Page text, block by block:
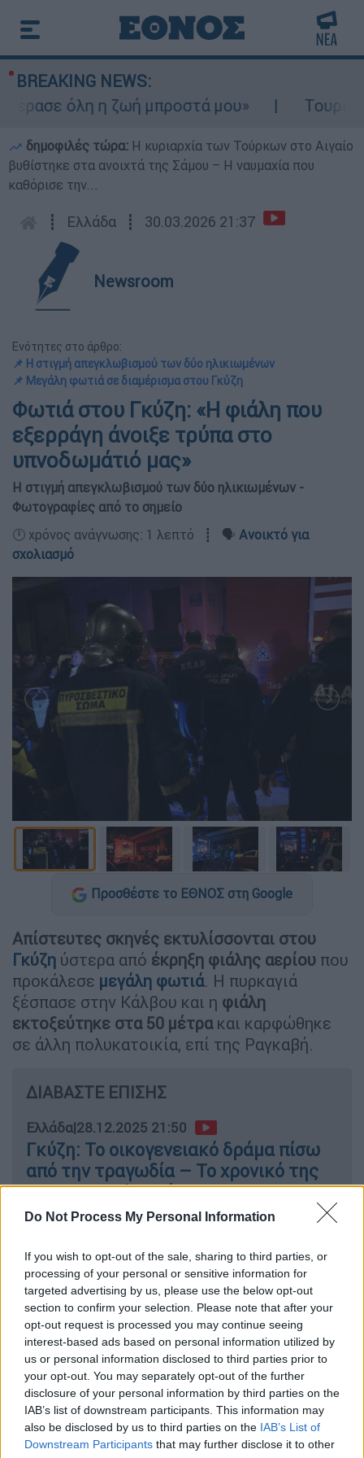
Do Not Process My Personal Information
If you wish to opt-out of the sale, sharing to third parties, or
processing of your personal or sensitive information for
targeted advertising by us, please use the below opt-out
section to confirm your selection. Please note that after your
opt-out request is processed you may continue seeing
interest-based ads based on personal information utilized by
us or personal information disclosed to third parties prior to
your opt-out. You may separately opt-out of the further
disclosure of your personal information by third parties on the
IAB’s list of downstream participants. This information may
also be disclosed by us to third parties on the IAB’s List of
Downstream Participants that may further disclose it to other
BREAKING NEWS:
όλη η ζωή μπροστά μου»
Τουρισμός
δημοφιλές τώρα: Η κυριαρχία των Τούρκων στο Αιγαίο
βυθίστηκε στα ανοιχτά της Σάμου – Η ναυμαχία που
καθόρισε την...
┋ Ελλάδα ┋ 30.03.2026 21:37
Newsroom
Ενότητες στο άρθρο:
📌 Η στιγμή απεγκλωβισμού των δύο ηλικιωμένων
📌 Μεγάλη φωτιά σε διαμέρισμα στου Γκύζη
Φωτιά στου Γκύζη: «Η φιάλη που
εξερράγη άνοιξε τρύπα στο
υπνοδωμάτιό μας»
Η στιγμή απεγκλωβισμού των δύο ηλικιωμένων -
Φωτογραφίες από το σημείο
🕛 χρόνος ανάγνωσης: 1 λεπτό ┋ 🗣️ Ανοικτό για
σχολιασμό
Προσθέστε το ΕΘΝΟΣ στη Google
Απίστευτες σκηνές εκτυλίσσονται στου
Γκύζη ύστερα από έκρηξη φιάλης αερίου που
προκάλεσε μεγάλη φωτιά. Η πυρκαγιά
ξέσπασε στην Κάλβου και η φιάλη
εκτοξεύτηκε στα 50 μέτρακαι καρφώθηκε
σε άλλη πολυκατοικία, επί της Ραγκαβή.
ΔΙΑΒΑΣΤΕ ΕΠΙΣΗΣ
Ελλάδα|28.12.2025 21:50
Γκύζη: Το οικογενειακό δράμα πίσω
από την τραγωδία – Το χρονικό της
σοκαριστικής υπόθεσης
Μεγάλη φωτιά σε διαμέρισμα στου
Γκύζη - Μεγάλη κινητοποίηση της
πυροσβεστικής
ένοικος του διαμερίσματοςστο οποίο
κατέληξε η φιάλη περιέγραψε τι ακριβώς
συνέβη: «Έγινε έκρηξη αερίου σε διαμέρισμα
επίτης Κάλβου, που βλέπει στον ακάλυπτο